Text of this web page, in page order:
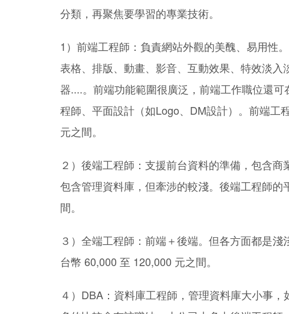
分類，再聚焦要學習的專業技術。
1）前端工程師：負責網站外觀的美醜、易用性
表格、排版、動畫、影音、互動效果、特效淡
器....。前端功能範圍很廣泛，前端工作職位還
程師、平面設計（如Logo、DM設計）。前端工
元之間。
２）後端工程師：支援前台資料的準備，包含
包含管理資料庫，但牽涉的較淺。後端工程師
間。
３）全端工程師：前端＋後端。但各方面都是
台幣 60,000 至 120,000 元之間。
４）DBA：資料庫工程師，管理資料庫大小事